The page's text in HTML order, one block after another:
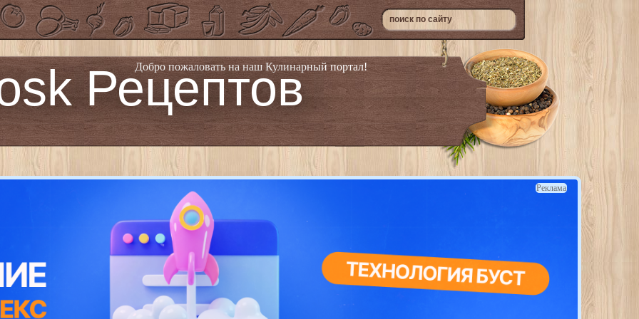
Добро пожаловать на наш Кулинарный портал!
Рецептов
Реклама